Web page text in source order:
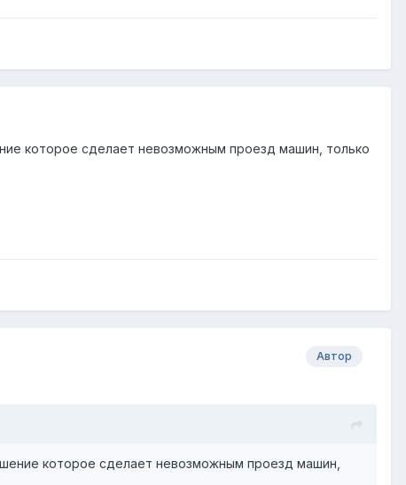
которое сделает невозможным проезд машин, только
Автор
которое сделает невозможным проезд машин,